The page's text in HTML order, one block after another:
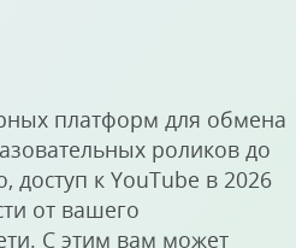
платформ для обмена
роликов до
к YouTube в 2026
от вашего
С этим вам может